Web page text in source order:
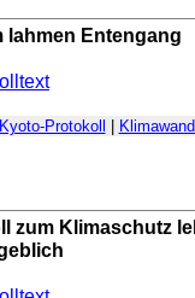
lahmen Entengang
Kyoto-Protokoll
zum Klimaschutz